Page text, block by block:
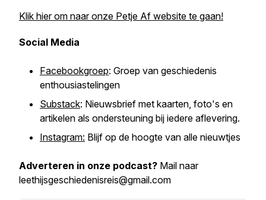
Klik hier om naar onze Petje Af website te gaan!
Social Media
Facebookgroep: Groep van geschiedenis
enthousiastelingen
Substack: Nieuwsbrief met kaarten, foto's en
artikelen als ondersteuning bij iedere aflevering.
Instagram: Blijf op de hoogte van alle nieuwtjes
Adverteren in onze podcast? Mail naar
leethijsgeschiedenisreis@gmail.com